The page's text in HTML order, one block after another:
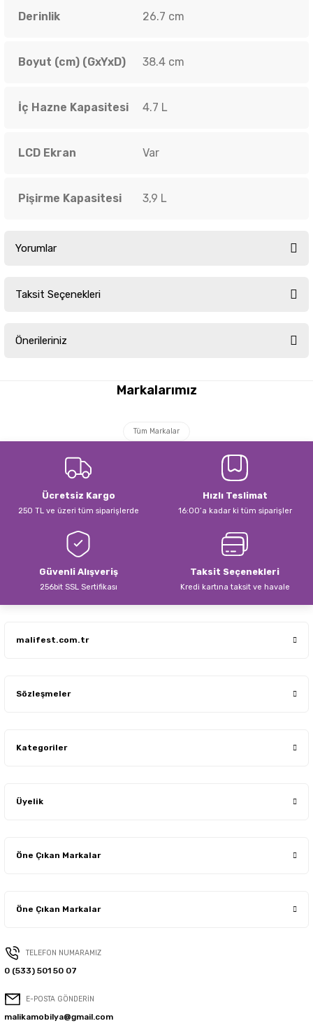
Derinlik 26.7 cm
Boyut (cm) (GxYxD) 38.4 cm
İç Hazne Kapasitesi 4.7 L
LCD Ekran Var
Pişirme Kapasitesi 3,9 L
Yorumlar
Taksit Seçenekleri
Önerileriniz
yetersiz gördüğünüz noktaları öneri formunu kullanarak tarafımıza
Ürün açıklamasında eksik bilgiler bulunuyor.
Ürün bilgilerinde hatalar bulunuyor.
Ürün fiyatı diğer sitelerden daha pahalı.
Bu ürüne benzer farklı alternatifler olmalı.
Markalarımız
Tüm Markalar
Ücretsiz Kargo
250 TL ve üzeri tüm siparişlerde
Hızlı Teslimat
16:00’a kadar ki tüm siparişler
Güvenli Alışveriş
256bit SSL Sertifikası
Taksit Seçenekleri
Kredi kartına taksit ve havale
malifest.com.tr
Sözleşmeler
Kategoriler
Üyelik
Öne Çıkan Markalar
Öne Çıkan Markalar
TELEFON NUMARAMIZ
0 (533) 501 50 07
E-POSTA GÖNDERİN
malikamobilya@gmail.com